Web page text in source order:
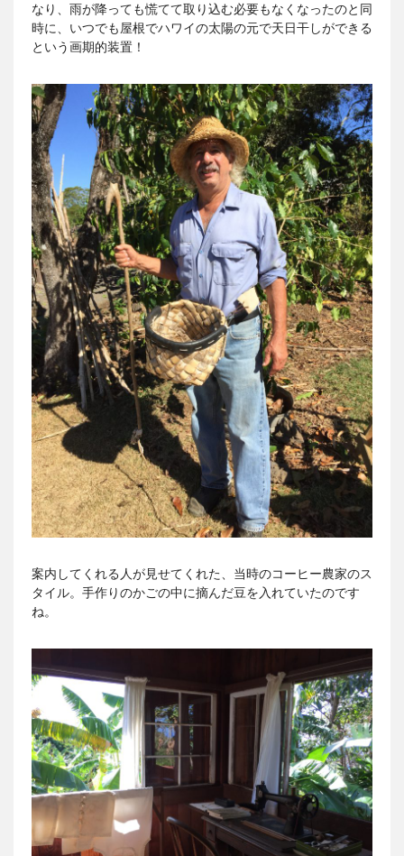
なり、雨が降っても慌てて取り込む必要もなくなったのと同
時に、いつでも屋根でハワイの太陽の元で天日干しができる
という画期的装置！
案内してくれる人が見せてくれた、当時のコーヒー農家のス
タイル。手作りのかごの中に摘んだ豆を入れていたのです
ね。